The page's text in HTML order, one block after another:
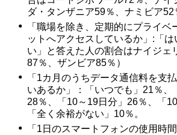
ダ・タンザニア59％、ナミビア52
「職場を除き、定期的にプライベ
ットへアクセスしているか」:「
い」と答えた人の割合はナイジェ
87％、ザンビア85％）
「1カ月のうちデータ通信料を支
いあるか」：「いつでも」21％、
28％、「10～19日分」26％、「
「全く余裕がない」10％。
「1日のスマートフォンの使用時